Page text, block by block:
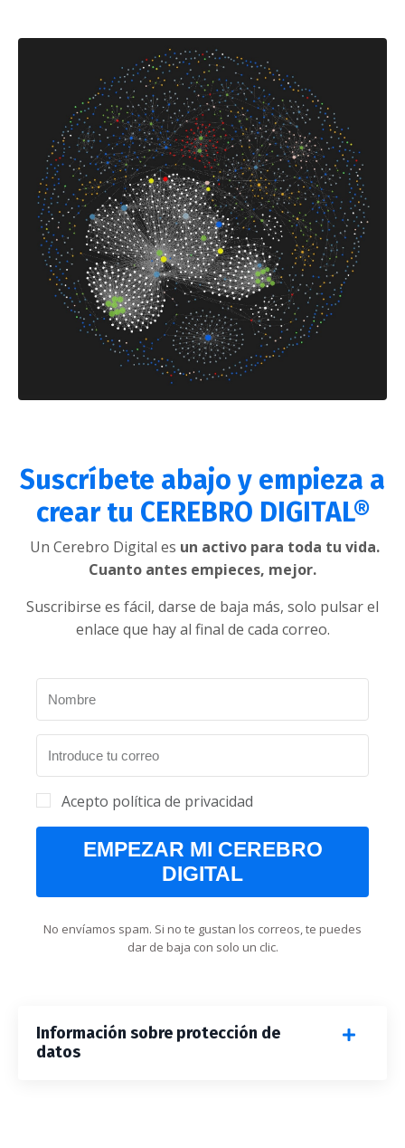
Suscríbete abajo y empieza a
crear tu CEREBRO DIGITAL®
Un Cerebro Digital es un activo para toda tu vida.
Cuanto antes empieces, mejor.
Suscribirse es fácil, darse de baja más, solo pulsar el
enlace que hay al final de cada correo.
Acepto política de privacidad
EMPEZAR MI CEREBRO
DIGITAL
No envíamos spam. Si no te gustan los correos, te puedes
dar de baja con solo un clic.
Información sobre protección de
datos